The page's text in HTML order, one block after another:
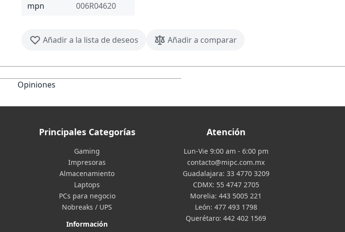
mpn
006R04620
Añadir a la lista de deseos Añadir a comparar
Opiniones
Principales Categorías
Gaming
Impresoras
Almacenamiento
Laptops
PCs para negocio
Nobreaks / UPS
Información
Atención
Lun-Vie 9:00 am - 6:00 pm
contacto@mipc.com.mx
Guadalajara: 33 4770 3209
CDMX: 55 4747 2705
Morelia: 443 5005 221
León: 477 493 1798
Querétaro: 442 402 1569